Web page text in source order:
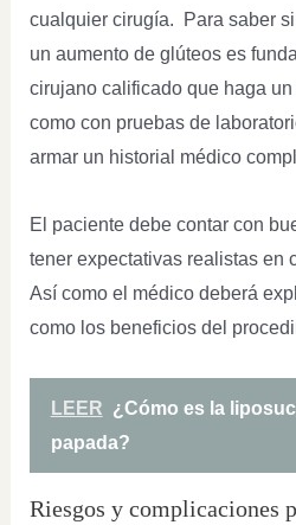
cualquier cirugía. Para saber
un aumento de glúteos es
cirujano calificado que haga
como con pruebas de
armar un historial médico
El paciente debe contar con
tener expectativas realistas en
Así como el médico deberá
como los beneficios del
LEER ¿Cómo es la
papada?
Riesgos y complicaciones